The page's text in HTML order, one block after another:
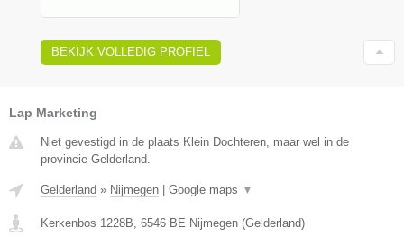
BEKIJK VOLLEDIG PROFIEL
Lap Marketing
Niet gevestigd in de plaats Klein Dochteren, maar wel in de
provincie Gelderland.
Gelderland » Nijmegen | Google maps ▼
Kerkenbos 1228B 6546 BE Nijmegen (Gelderland)